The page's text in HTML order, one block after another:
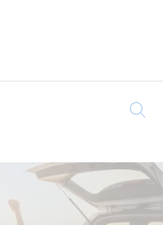
Suche